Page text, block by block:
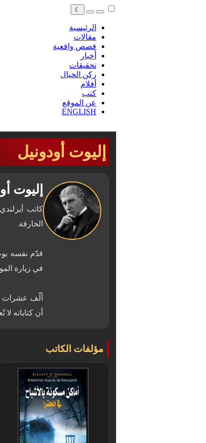
☾
الرئيسية
مقالات
قصص واقعية
أخبار
تحقيقات
ركن الخيال
أفلام
كتب
عن الموقع
ENGLISH
إليوت أودونيل
إليوت
قدّم نفسه
ألّف عشرات
أن كتاباته
مؤلفات الكاتب